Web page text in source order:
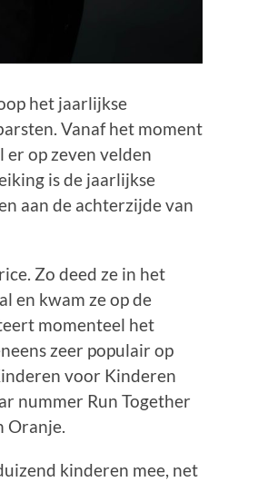
het jaarlijkse
Vanaf het moment
er op zeven velden
is de jaarlijkse
aan de achterzijde van
Zo deed ze in het
en kwam ze op de
momenteel het
zeer populair op
voor Kinderen
nummer Run Together
Oranje.
kinderen mee, net